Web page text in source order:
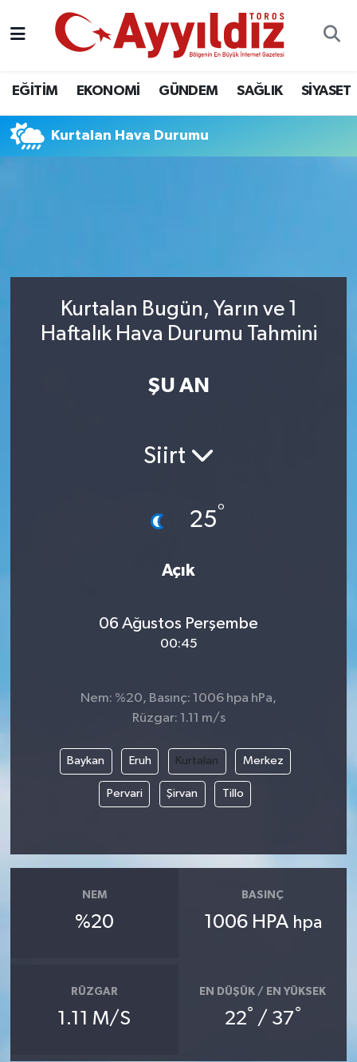
EĞİTİM EKONOMİ GÜNDEM SAĞLIK SİYASET
Kurtalan Hava Durumu
Kurtalan Bugün, Yarın ve 1
Haftalık Hava Durumu Tahmini
ŞU AN
Siirt
25°
Açık
06 Ağustos Perşembe
00:45
Nem: %20, Basınç: 1006 hpa hPa,
Rüzgar: 1.11 m/s
Baykan Eruh Kurtalan Merkez
Pervari Şirvan Tillo
NEM
%20
BASINÇ
1006 HPA hpa
RÜZGAR
1.11 M/S
EN DÜŞÜK / EN YÜKSEK
22° / 37°